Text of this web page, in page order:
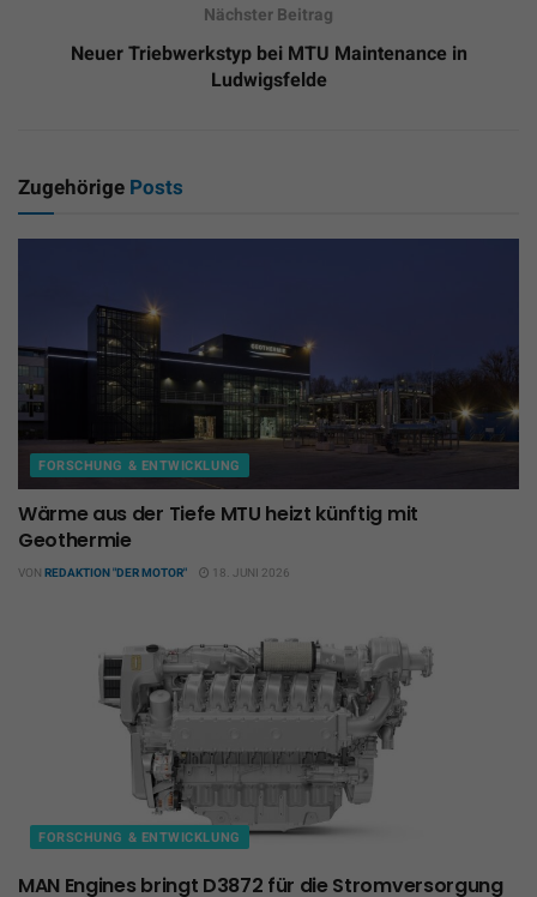
Nächster Beitrag
Neuer Triebwerkstyp bei MTU Maintenance in
Ludwigsfelde
Zugehörige Posts
FORSCHUNG & ENTWICKLUNG
Wärme aus der Tiefe MTU heizt künftig mit
Geothermie
VON REDAKTION "DER MOTOR" 18. JUNI 2026
FORSCHUNG & ENTWICKLUNG
MAN Engines bringt D3872 für die Stromversorgung